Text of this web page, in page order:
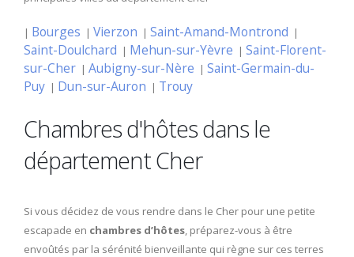
| Bourges | Vierzon | Saint-Amand-Montrond |
Saint-Doulchard | Mehun-sur-Yèvre | Saint-Florent-
sur-Cher | Aubigny-sur-Nère | Saint-Germain-du-
Puy | Dun-sur-Auron | Trouy
Chambres d'hôtes dans le
département Cher
Si vous décidez de vous rendre dans le Cher pour une petite
escapade en chambres d’hôtes , préparez-vous à être
envoûtés par la sérénité bienveillante qui règne sur ces terres